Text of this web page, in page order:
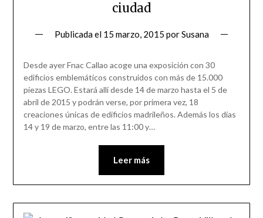
ciudad
Publicada el 15 marzo, 2015 porSusana
Desde ayer Fnac Callao acoge una exposición con 30
edificios emblemáticos construidos con más de 15.000
piezas LEGO. Estará allí desde 14 de marzo hasta el 5 de
abril de 2015 y podrán verse, por primera vez, 18
creaciones únicas de edificios madrileños. Además los días
14 y 19 de marzo, entre las 11:00 y…
Leer más